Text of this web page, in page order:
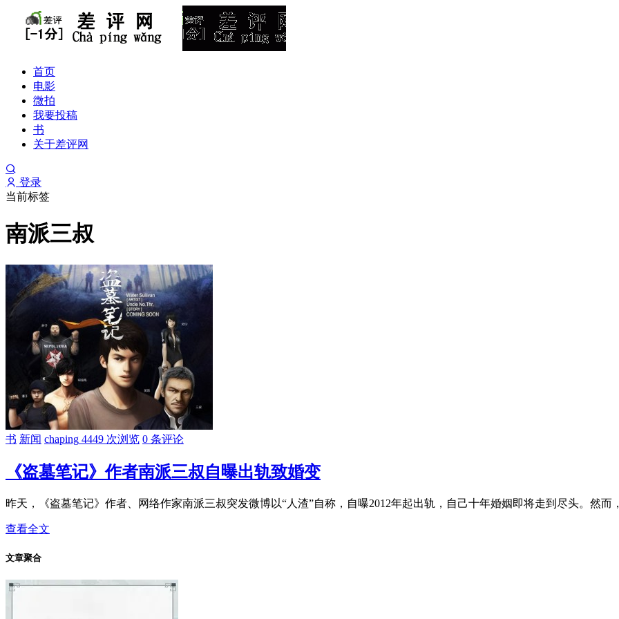
首页
电影
微拍
我要投稿
书
关于差评网
登录
当前标签
南派三叔
书 新闻 chaping 4449 次浏览 0 条评论
《盗墓笔记》作者南派三叔自曝出轨致婚变
昨天，《盗墓笔记》作者、网络作家南派三叔突发微博以“人渣”自称，自曝2012年起出轨，自己十年婚姻即将走到尽头。然而
查看全文
文章聚合